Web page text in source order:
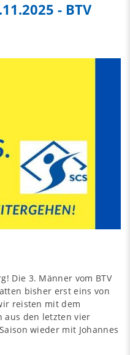
- BTV
Die 3. Männer vom BTV
bisher erst eins von
reisten mit dem
aus den letzten vier
wieder mit Johannes